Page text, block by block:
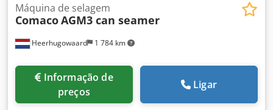
Heerhugowaard 1 784 km
Máquina de selagem
ComacoAGM3 can seamer
preços
Ligar